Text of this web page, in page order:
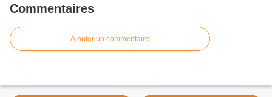
Commentaires
Ajouter un commentaire